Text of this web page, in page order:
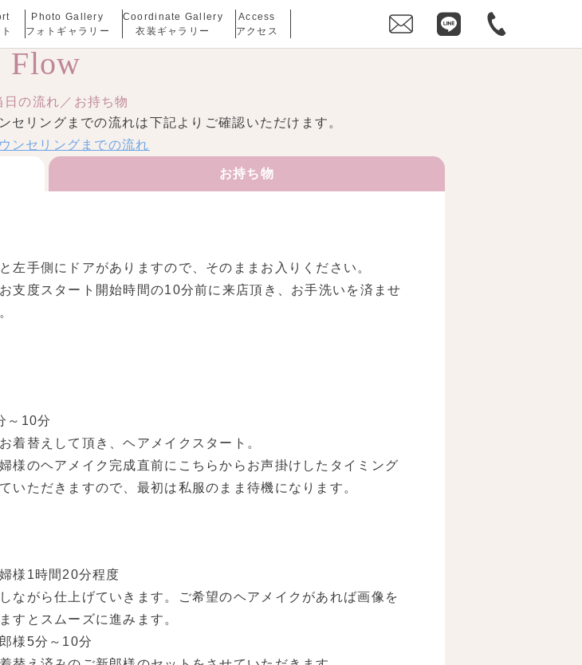
Photo Gallery
フォトギャラリー
Coordinate Gallery
衣装ギャラリー
Access
アクセス
Flow
日の流れ／お持ち物
セリングまでの流れは下記よりご確認いただけます。
ンセリングまでの流れ
左手側にドアがありますので、そのままお入りください。
支度スタート開始時間の10分前に来店頂き、お手洗いを済ませ
～10分
着替えして頂き、ヘアメイクスタート。
様のヘアメイク完成直前にこちらからお声掛けしたタイミング
いただきますので、最初は私服のまま待機になります。
様1時間20分程度
ながら仕上げていきます。ご希望のヘアメイクがあれば画像を
すとスムーズに進みます。
様5分～10分
お持ち物